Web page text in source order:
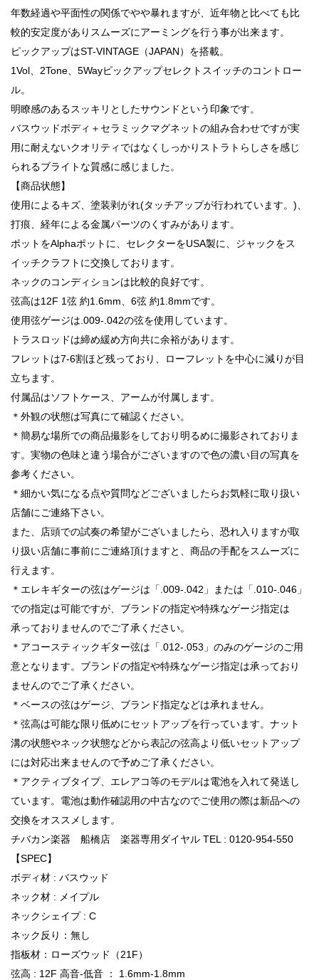
年数経過や平面性の関係でやや暴れますが、近年物と比べても比
較的安定度がありスムーズにアーミングを行う事が出来ます。
ピックアップはST-VINTAGE（JAPAN）を搭載。
1Vol、2Tone、5Wayピックアップセレクトスイッチのコントロー
ル。
明瞭感のあるスッキリとしたサウンドという印象です。
バスウッドボディ＋セラミックマグネットの組み合わせですが実
用に耐えないクオリティではなくしっかりストラトらしさを感じ
られるブライトな質感に感じました。
【商品状態】
使用によるキズ、塗装剥がれ(タッチアップが行われています。)、
打痕、経年による金属パーツのくすみがあります。
ポットをAlphaポットに、セレクターをUSA製に、ジャックをス
イッチクラフトに交換しております。
ネックのコンディションは比較的良好です。
弦高は12F 1弦 約1.6mm、6弦 約1.8mmです。
使用弦ゲージは.009-.042の弦を使用しています。
トラスロッドは締め緩め方向共に余裕があります。
フレットは7-6割ほど残っており、ローフレットを中心に減りが目
立ちます。
付属品はソフトケース、アームが付属します。
＊外観の状態は写真にて確認ください。
＊簡易な場所での商品撮影をしており明るめに撮影されておりま
す。実物の色味と違う場合がございますので色の濃い目の写真を
参考ください。
＊細かい気になる点や質問などございましたらお気軽に取り扱い
店舗にご連絡下さい。
また、店頭での試奏の希望がございましたら、恐れ入りますが取
り扱い店舗に事前にご連絡頂けますと、商品の手配をスムーズに
行えます。
＊エレキギターの弦はゲージは「.009-.042」または「.010-.046」
での指定は可能ですが、ブランドの指定や特殊なゲージ指定は
承っておりませんのでご了承ください。
＊アコースティックギター弦は「.012-.053」のみのゲージのご用
意となります。ブランドの指定や特殊なゲージ指定は承っており
ませんのでご了承ください。
＊ベースの弦はゲージ、ブランド指定などは承れません。
＊弦高は可能な限り低めにセットアップを行っています。ナット
溝の状態やネック状態などから表記の弦高より低いセットアップ
には対応出来ませんので予めご了承ください。
＊アクティブタイプ、エレアコ等のモデルは電池を入れて発送し
ています。電池は動作確認用の中古なのでご使用の際は新品への
交換をオススメします。
チバカン楽器 船橋店 楽器専用ダイヤル TEL : 0120-954-550
【SPEC】
ボディ材 : バスウッド
ネック材 : メイプル
ネックシェイプ : C
ネック反り：無し
指板材：ローズウッド（21F）
弦高 : 12F 高音-低音 ： 1.6mm-1.8mm